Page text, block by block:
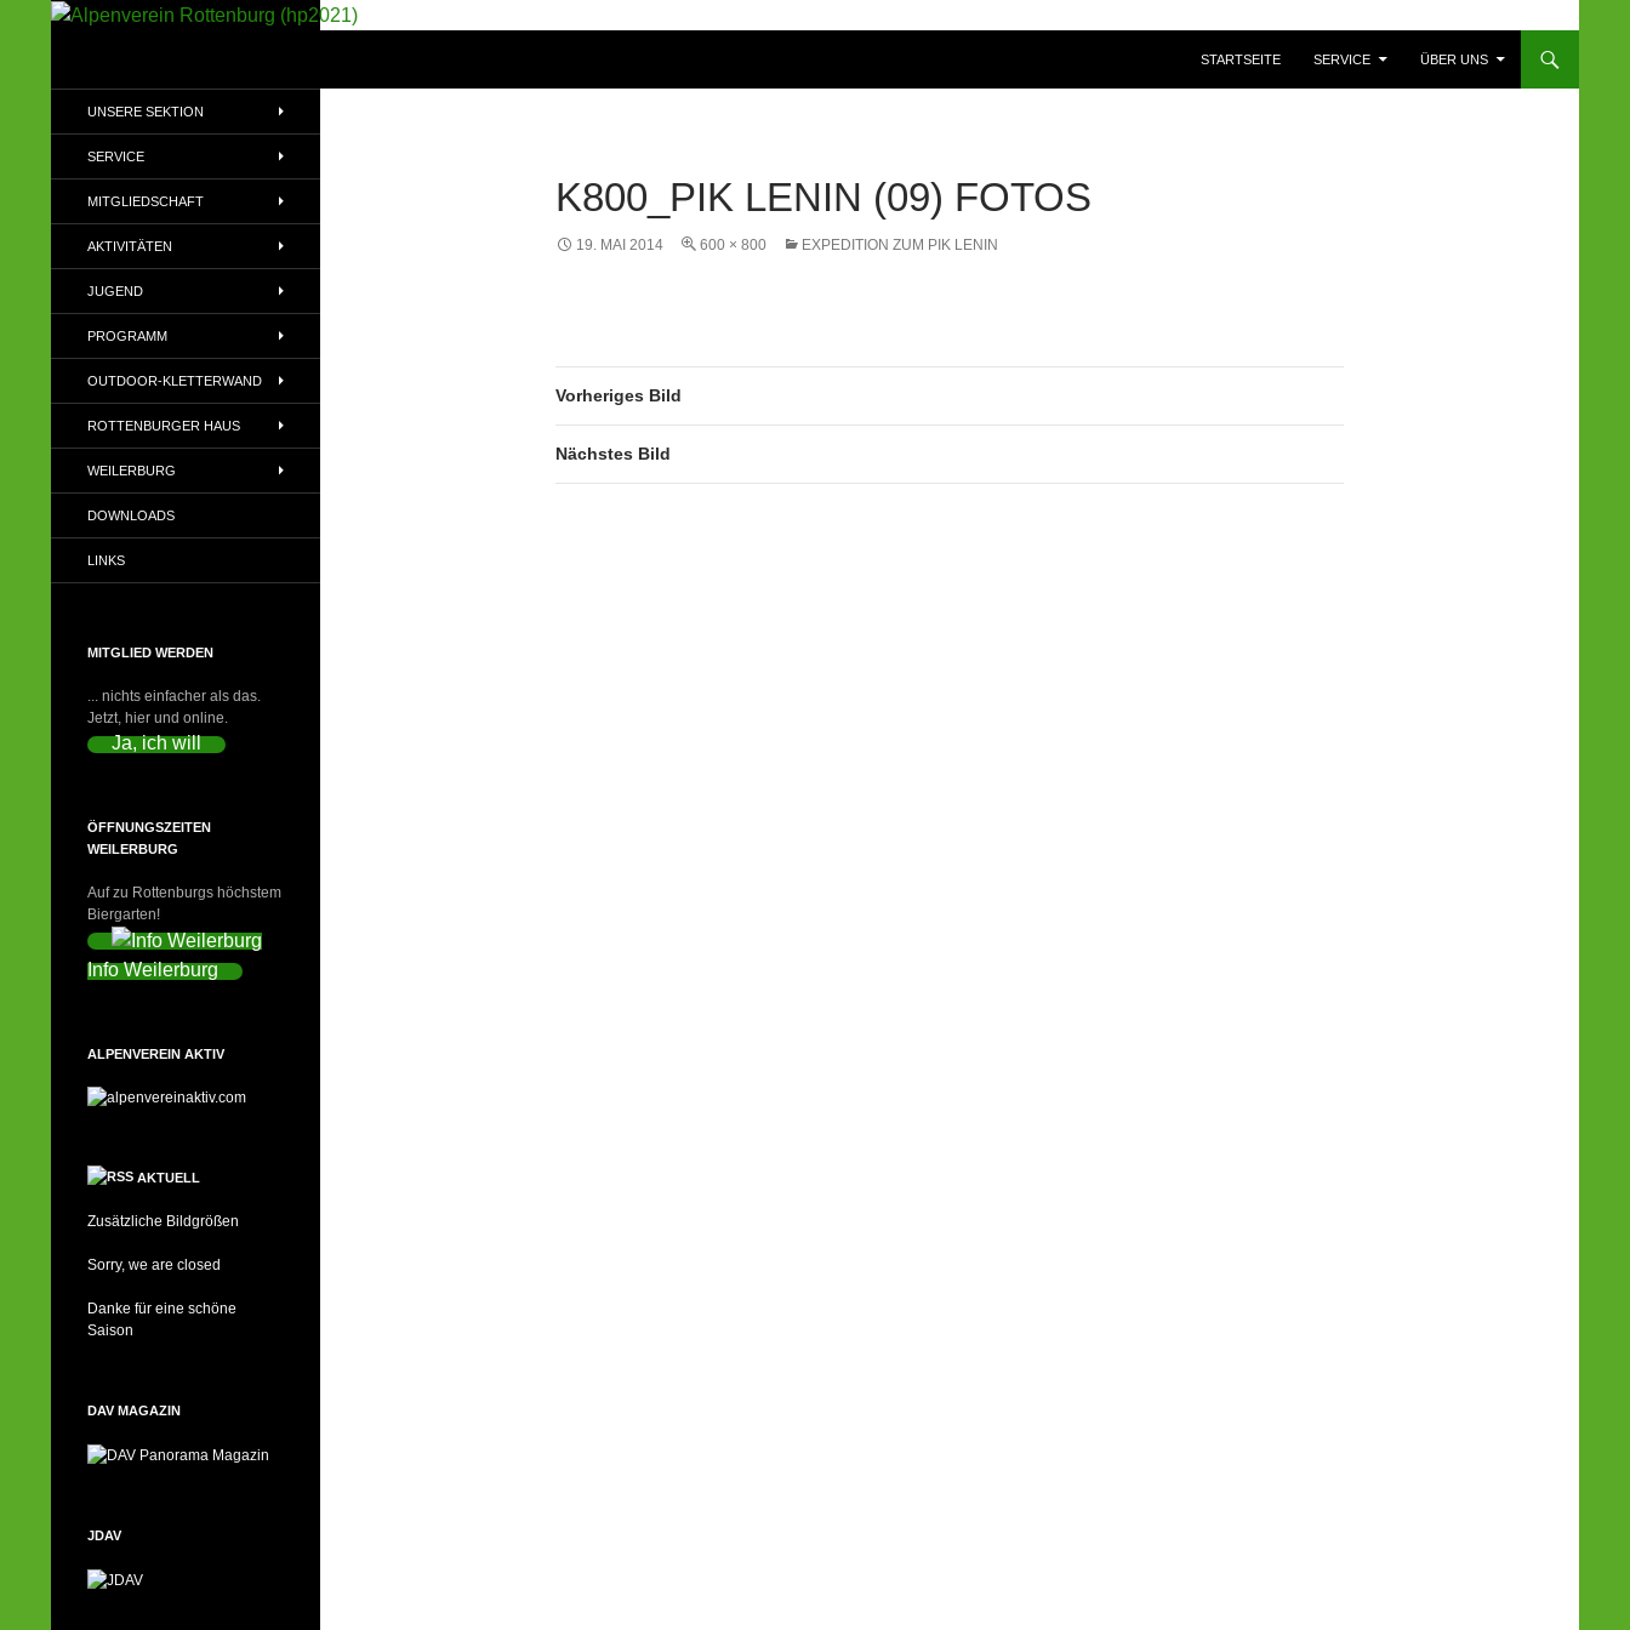
STARTSEITE
SERVICE ÜBER UNS
K800_PIK LENIN (09) FOTOS
19. MAI 2014 600 × 800 EXPEDITION ZUM PIK LENIN
Vorheriges Bild
Nächstes Bild
(DAV)
UNSERE SEKTION
SERVICE
MITGLIEDSCHAFT
AKTIVITÄTEN
JUGEND
PROGRAMM
OUTDOOR-KLETTERWAND
ROTTENBURGER HAUS
WEILERBURG
DOWNLOADS
LINKS
MITGLIED WERDEN
... nichts einfacher als das.
Jetzt, hier und online.
Ja, ich will
ÖFFNUNGSZEITEN
WEILERBURG
Auf zu Rottenburgs höchstem
Biergarten!
Info Weilerburg
ALPENVEREIN AKTIV
AKTUELL
Zusätzliche Bildgrößen
Sorry, we are closed
Danke für eine schöne
Saison
DAV MAGAZIN
JDAV